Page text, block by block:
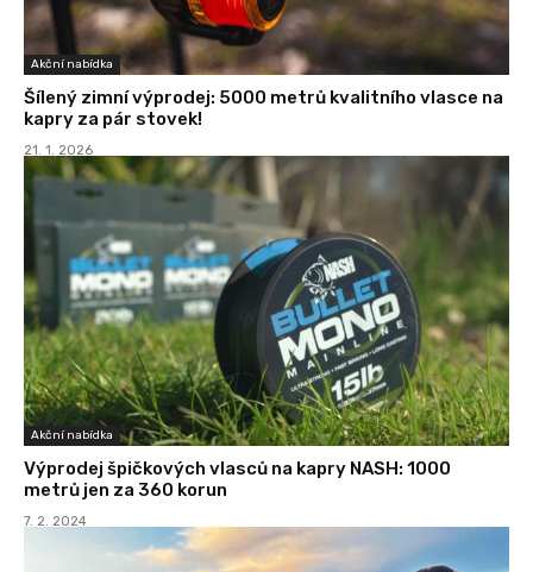
Akční nabídka
Šílený zimní výprodej: 5000 metrů kvalitního vlasce na
kapry za pár stovek!
21. 1. 2026
Akční nabídka
Výprodej špičkových vlasců na kapry NASH: 1000
metrů jen za 360 korun
7. 2. 2024